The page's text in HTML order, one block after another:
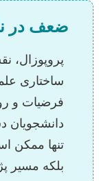
ضعف در
پروپوزال،
ساختاری
فرضیات و
دانشجویان
تنها ممکن
بلکه مسیر